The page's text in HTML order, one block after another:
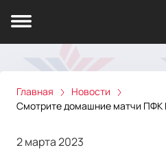
Главная
Новости
Смотрите домашние матчи
2 марта 2023